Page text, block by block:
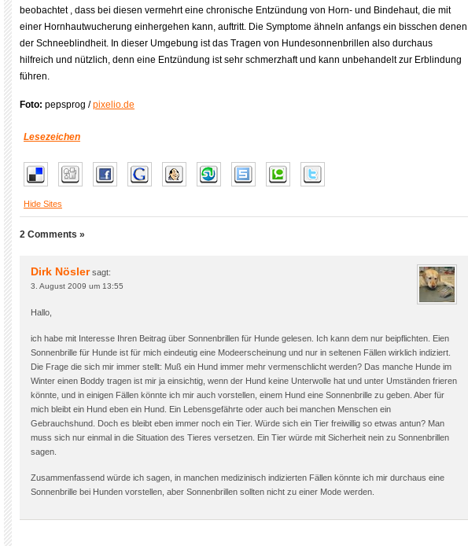
beobachtet , dass bei diesen vermehrt eine chronische Entzündung von Horn- und Bindehaut, die mit
einer Hornhautwucherung einhergehen kann, auftritt. Die Symptome ähneln anfangs ein bisschen denen
der Schneeblindheit. In dieser Umgebung ist das Tragen von Hundesonnenbrillen also durchaus
hilfreich und nützlich, denn eine Entzündung ist sehr schmerzhaft und kann unbehandelt zur Erblindung
führen.
Foto: pepsprog /pixelio.de
Lesezeichen
Hide Sites
2 Comments »
Dirk Nösler sagt:
3. August 2009 um 13:55
Hallo,
ich habe mit Interesse Ihren Beitrag über Sonnenbrillen für Hunde gelesen. Ich kann dem nur beipflichten. Eien
Sonnenbrille für Hunde ist für mich eindeutig eine Modeerscheinung und nur in seltenen Fällen wirklich indiziert.
Die Frage die sich mir immer stellt: Muß ein Hund immer mehr vermenschlicht werden? Das manche Hunde im
Winter einen Boddy tragen ist mir ja einsichtig, wenn der Hund keine Unterwolle hat und unter Umständen frieren
könnte, und in einigen Fällen könnte ich mir auch vorstellen, einem Hund eine Sonnenbrille zu geben. Aber für
mich bleibt ein Hund eben ein Hund. Ein Lebensgefährte oder auch bei manchen Menschen ein
Gebrauchshund. Doch es bleibt eben immer noch ein Tier. Würde sich ein Tier freiwillig so etwas antun? Man
muss sich nur einmal in die Situation des Tieres versetzen. Ein Tier würde mit Sicherheit nein zu Sonnenbrillen
sagen.
Zusammenfassend würde ich sagen, in manchen medizinisch indizierten Fällen könnte ich mir durchaus eine
Sonnenbrille bei Hunden vorstellen, aber Sonnenbrillen sollten nicht zu einer Mode werden.